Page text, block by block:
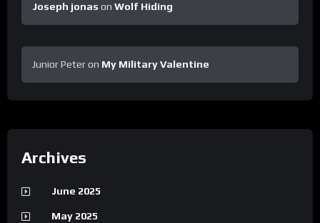
Joseph jonas on Wolf Hiding
Junior Peteron My Military Valentine
Archives
June 2025
May 2025